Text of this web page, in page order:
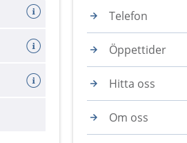
Telefon
Öppettider
Hitta oss
Om oss